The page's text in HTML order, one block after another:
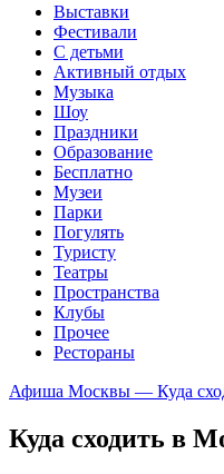
Выставки
Фестивали
С детьми
Активный отдых
Музыка
Шоу
Праздники
Образование
Бесплатно
Музеи
Парки
Погулять
Туристу
Театры
Пространства
Клубы
Прочее
Рестораны
Афиша Москвы — Куда
Куда сходить в